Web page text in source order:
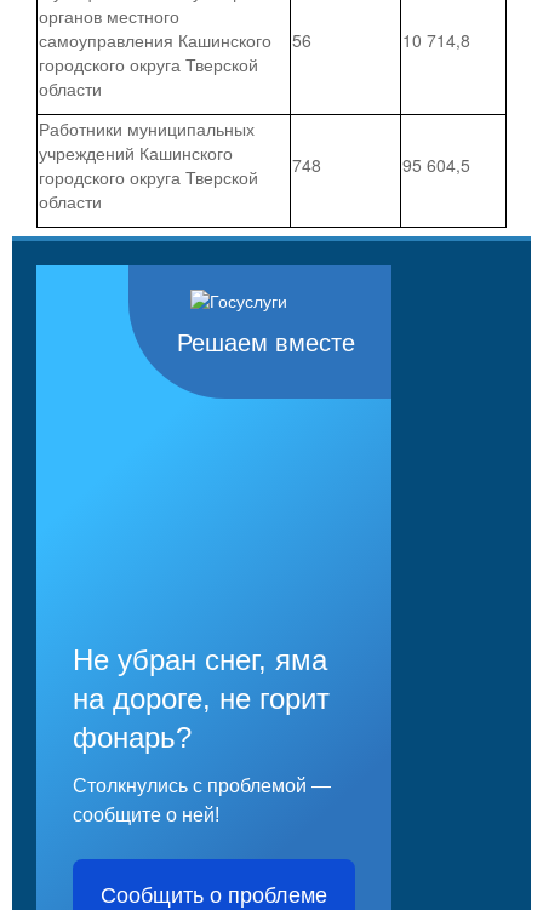
органов местного
самоуправления Кашинского
городского округа Тверской
области
56 10 714,8
Работники муниципальных
учреждений Кашинского
городского округа Тверской
области
748 95 604,5
Решаем вместе
Не убран снег, яма
на дороге, не горит
фонарь?
Столкнулись с проблемой —
сообщите о ней!
Сообщить о проблеме